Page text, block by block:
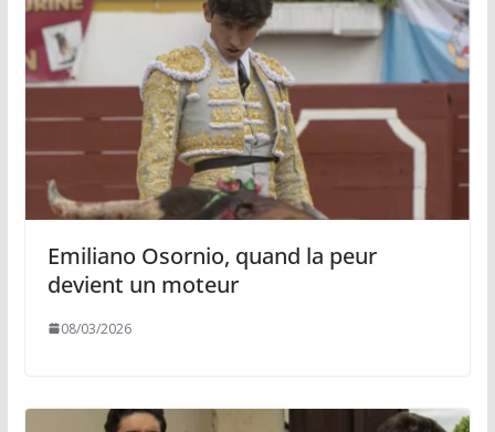
Emiliano Osornio, quand la peur
devient un moteur
08/03/2026